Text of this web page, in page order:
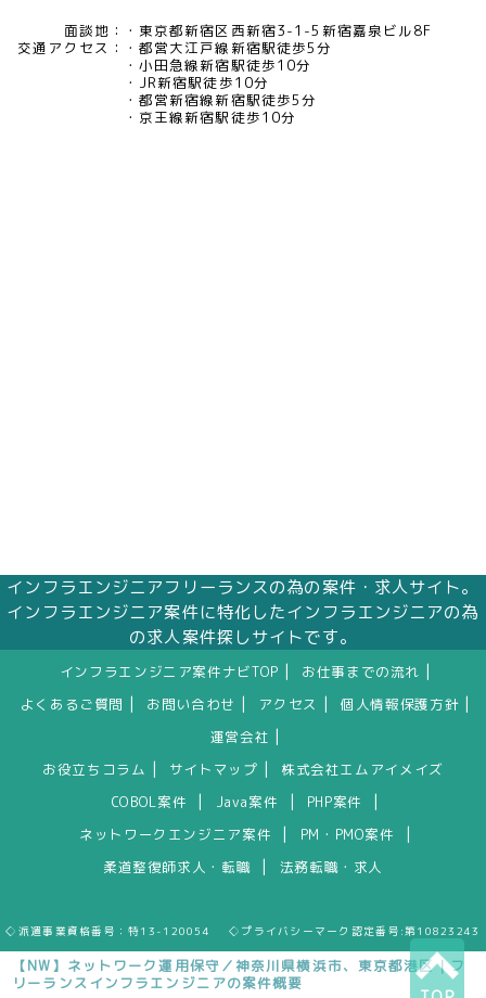
【NW】ネットワーク運用保守／神奈川県横浜市、東京都港区｜フ
リーランスインフラエンジニアの案件概要
面談地：
東京都新宿区西新宿3-1-5新宿嘉泉ビル8F
交通アクセス：
都営大江戸線新宿駅徒歩5分
小田急線新宿駅徒歩10分
JR新宿駅徒歩10分
都営新宿線新宿駅徒歩5分
京王線新宿駅徒歩10分
インフラエンジニアフリーランスの為の案件・求人サイト。
インフラエンジニア案件に特化したインフラエンジニアの為
の求人案件探しサイトです。
インフラエンジニア案件ナビTOP お仕事までの流れ
よくあるご質問 お問い合わせ アクセス 個人情報保護方針
運営会社
お役立ちコラム サイトマップ
株式会社エムアイメイズ
COBOL案件
Java案件 PHP案件
ネットワークエンジニア案件 PM・PMO案件
柔道整復師求人・転職 法務転職・求人
◇派遣事業資格番号：特13-120054 ◇プライバシーマーク認定番号:第10823243